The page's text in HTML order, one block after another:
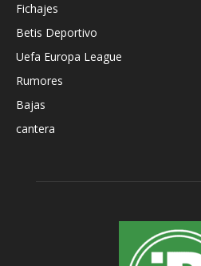
Fichajes
Betis Deportivo
Uefa Europa League
Rumores
Bajas
cantera